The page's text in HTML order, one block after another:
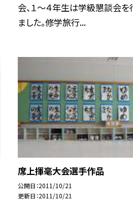
会、１〜４年生は学級懇談会を
ました。修学旅行...
席上揮毫大会選手作品
公開日 2011/10/21
更新日 2011/10/21